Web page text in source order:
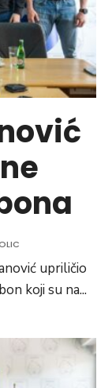
upriličio
koji su na...